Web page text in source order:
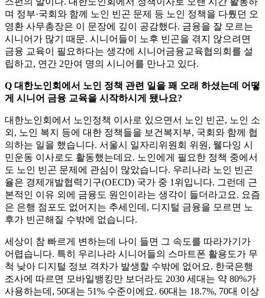
며 정부·국회와 함께 노인 빈곤 문제 등 노인 정책을 다뤘던 오
영환 사무총장은 이 문장에 깊이 공감했다. 금융을 잘 모르는
시니어가 많기 때문. 시니어들이 노후 빈곤을 겪지 않으려면
금융 교육이 필요하다는 생각에 시니어금융교육협의회를 설
립하고, 연간 2만여 명의 시니어를 만나고 있다.
Q 대한노인회에서 노인 정책 관련 일을 꽤 오래 하셨는데 어떻
게 시니어 금융 교육을 시작하시게 됐나요?
대한노인회에서 노인정책 이사로 있으면서 노인 빈곤, 노인 소
외, 노인 복지 등에 대한 정책들을 보건복지부, 국회와 함께 협
의하는 일을 했습니다. 서울시 일자리위원회 위원, 웰다잉 시
민운동 이사로도 활동했는데요. 노인에게 필요한 정책 중에서
도 노인 빈곤 문제에 관심이 많았습니다. 우리나라 노인 빈곤
율은 경제개발협력기구(OECD) 국가 중 1위입니다. 그런데 근
본적인 이유 외에 금융도 원인이라는 생각이 들더라고요. 요즘
은 은행 점포도 없어지는 추세인데, 디지털 금융을 모르면 노
후가 빈곤해질 수밖에 없습니다.
세상이 참 빠르게 변하는데 나이 들면 그 속도를 따라가기가
어렵습니다. 특히 우리나라 시니어들의 스마트폰 활용도가 무
척 낮아 디지털 정보 격차가 발생할 수밖에 없어요. 한국은행
조사에 따르면 모바일뱅킹만 보더라도 2030 세대는 약 80%가
사용하는데, 50대는 51% 수준이에요. 60대는 18.7%, 70대 이상